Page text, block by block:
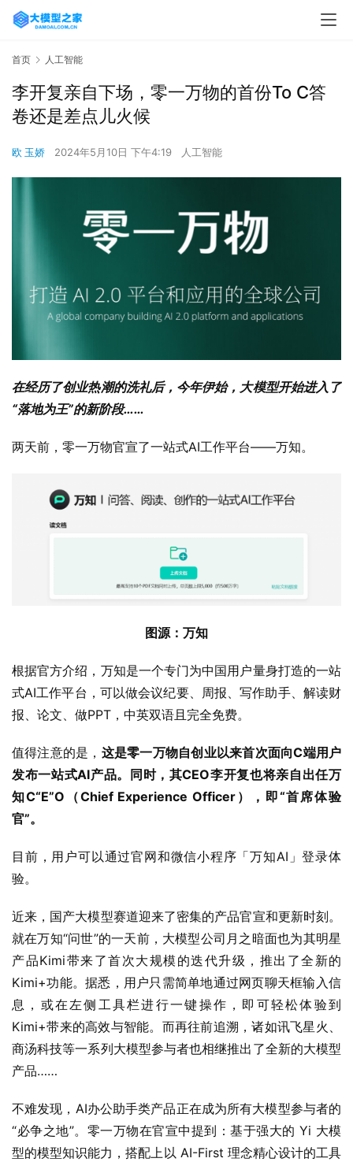
首页 人工智能
李开复亲自下场，零一万物的首份To C答
卷还是差点儿火候
欧 玉娇 2024年5月10日 下午4:19 人工智能
在经历了创业热潮的洗礼后，今年伊始，大模型开始进入了
“落地为王”的新阶段……
两天前，零一万物官宣了一站式AI工作平台——万知。
图源：万知
根据官方介绍，万知是一个专门为中国用户量身打造的一站
式AI工作平台，可以做会议纪要、周报、写作助手、解读财
报、论文、做PPT，中英双语且完全免费。
值得注意的是， 这是零一万物自创业以来首次面向C端用户
发布一站式AI产品。同时，其CEO李开复也将亲自出任万
知C“E”O（Chief Experience Officer），即“首席体验
官”。
目前，用户可以通过官网和微信小程序「万知AI」登录体
验。
近来，国产大模型赛道迎来了密集的产品官宣和更新时刻。
就在万知“问世”的一天前，大模型公司月之暗面也为其明星
产品Kimi带来了首次大规模的迭代升级，推出了全新的
Kimi+功能。据悉，用户只需简单地通过网页聊天框输入信
息，或在左侧工具栏进行一键操作，即可轻松体验到
Kimi+带来的高效与智能。而再往前追溯，诸如讯飞星火、
商汤科技等一系列大模型参与者也相继推出了全新的大模型
产品……
不难发现，AI办公助手类产品正在成为所有大模型参与者的
“必争之地”。零一万物在官宣中提到：基于强大的 Yi 大模
型的模型知识能力，搭配上以 AI-First 理念精心设计的工具